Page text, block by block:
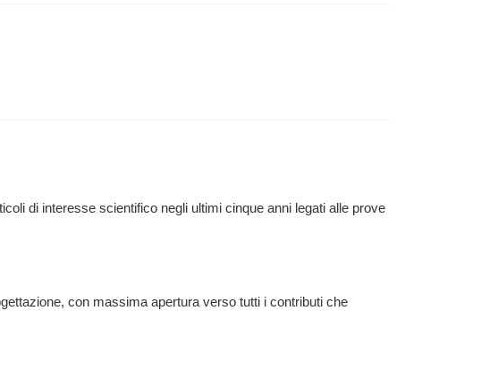
di interesse scientifico negli ultimi cinque anni legati alle prove
con massima apertura verso tutti i contributi che